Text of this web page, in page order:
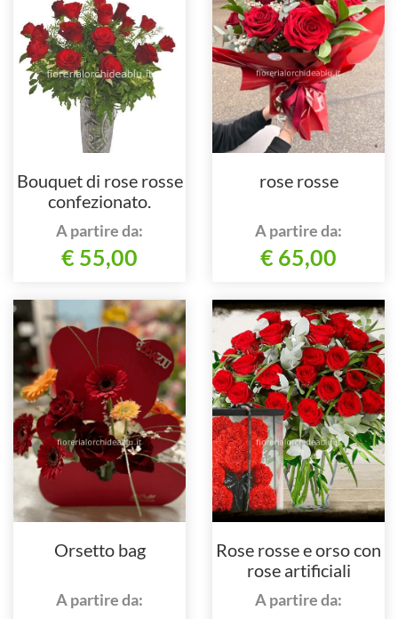
Bouquet di rose rosse
confezionato.
A partire da:
€ 55,00
rose rosse
A partire da:
€ 65,00
Orsetto bag
A partire da:
Rose rosse e orso con
rose artificiali
A partire da: